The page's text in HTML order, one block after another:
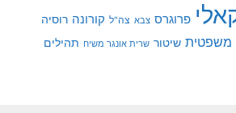
פרוגרס צבא צה"ל קורונה רוסיה
משפטית שיטור שרית אונגר משיח תהילים